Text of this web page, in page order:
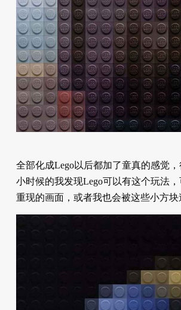
全部化成Lego以后都加了童真的感觉
小时候的我发现Lego可以有这个玩法
重现的画面，或者我也会被这些小方块